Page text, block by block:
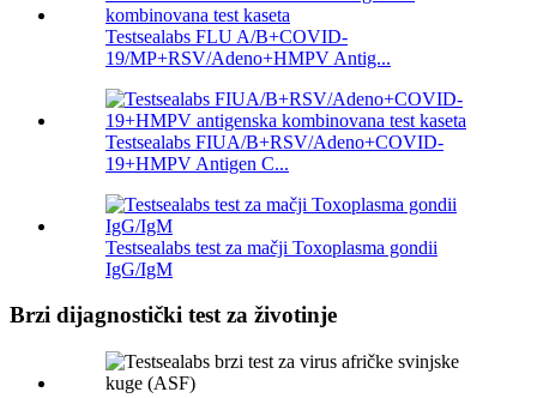
Testsealabs FLU A/B+COVID-
19/MP+RSV/Adeno+HMPV Antig...
Testsealabs FIUA/B+RSV/Adeno+COVID-
19+HMPV Antigen C...
Testsealabs test za mačji Toxoplasma gondii
IgG/IgM
Brzi dijagnostički test za životinje